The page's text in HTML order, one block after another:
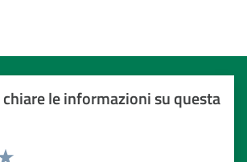
le informazioni su questa